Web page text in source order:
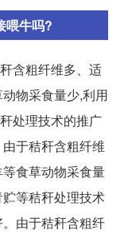
喂牛吗?
含粗纤维多、适
物采食量少,利用
处理技术的推广
于秸秆含粗纤维
食草动物采食量
等秸秆处理技术
由于秸秆含粗纤